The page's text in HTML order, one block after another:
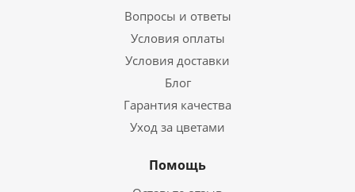
Вопросы и ответы
Условия оплаты
Условия доставки
Блог
Гарантия качества
Уход за цветами
Помощь